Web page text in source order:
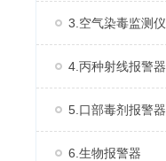
3.空气染毒监测仪
4.丙种射线报警器
5.口部毒剂报警器
6.生物报警器